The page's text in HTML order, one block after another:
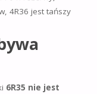
6R35 nie jest